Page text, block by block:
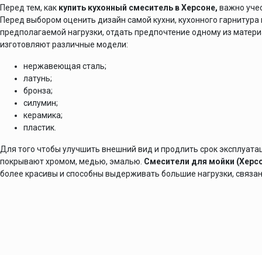
Перед тем, как купить кухонный смеситель в Херсоне, важно
Перед выбором оценить дизайн самой кухни, кухонного
предполагаемой нагрузки, отдать предпочтение одному из
изготовляют различные модели:
нержавеющая сталь;
латунь;
бронза;
силумин;
керамика;
пластик.
Для того чтобы улучшить внешний вид и продлить срок
покрывают хромом, медью, эмалью. Смесители для мойки
более красивы и способны выдерживать большие нагрузки,